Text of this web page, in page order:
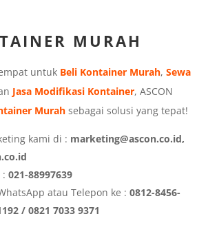
MURAH
untuk Beli Kontainer Murah,Sewa
Jasa Modifikasi Kontainer, ASCON
Murah sebagai solusi yang tepat!
kami di : marketing@ascon.co.id,
:021-88997639
atau Telepon ke :0812-8456-
/ 0821 7033 9371